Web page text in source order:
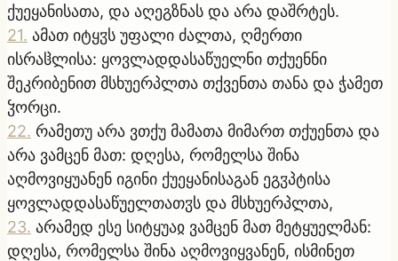
ქუეყანისათა, და აღეგზნას და არა დაშრტეს.
21. ამათ იტყჳს უფალი ძალთა, ღმერთი
ისრაჱლისა: ყოვლადდასაწუელნი თქუენნი
შეკრიბენით მსხუერპლთა თქვენთა თანა და ჭამეთ
ჴორცი.
22. რამეთუ არა ვთქუ მამათა მიმართ თქუენთა და
არა ვამცენ მათ: დღესა, რომელსა შინა
აღმოვიყუანენ იგინი ქუეყანისაგან ეგჳპტისა
ყოვლადდასაწუელთათჳს და მსხუერპლთა,
23. არამედ ესე სიტყუაჲ ვამცენ მათ მეტყუელმან:
დღესა, რომელსა შინა აღმოვიყვანენ, ისმინეთ